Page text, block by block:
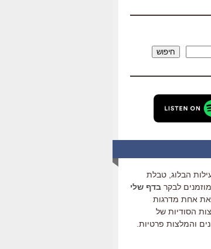
כדי
שמע.
חיפוש
הבלוג, טבלת
לבקר בדף שלי
את אחת מדרגות
הסודיות של
והמלצות פרטיות.